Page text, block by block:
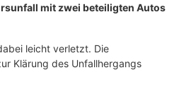
mit zwei beteiligten Autos
leicht verletzt. Die
Klärung des Unfallhergangs